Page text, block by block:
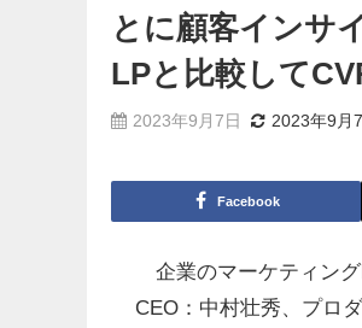
とに顧客インサ
LPと比較して
2023年9月7日 2023年9月
Facebook
企業のマーケティング
CEO：中村壮秀、プロ